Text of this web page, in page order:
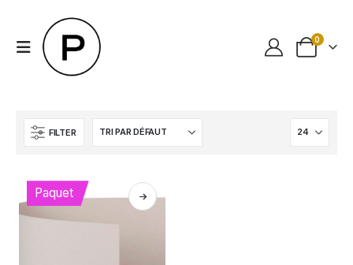
0
FILTER
Paquet